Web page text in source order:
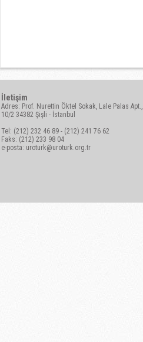
İletişim
Adres: Prof. Nurettin Öktel Sokak, Lale Palas Apt.,
10/2 34382 Şişli - İstanbul
Tel: (212) 232 46 89 - (212) 241 76 62
Faks: (212) 233 98 04
e-posta: uroturk@uroturk.org.tr